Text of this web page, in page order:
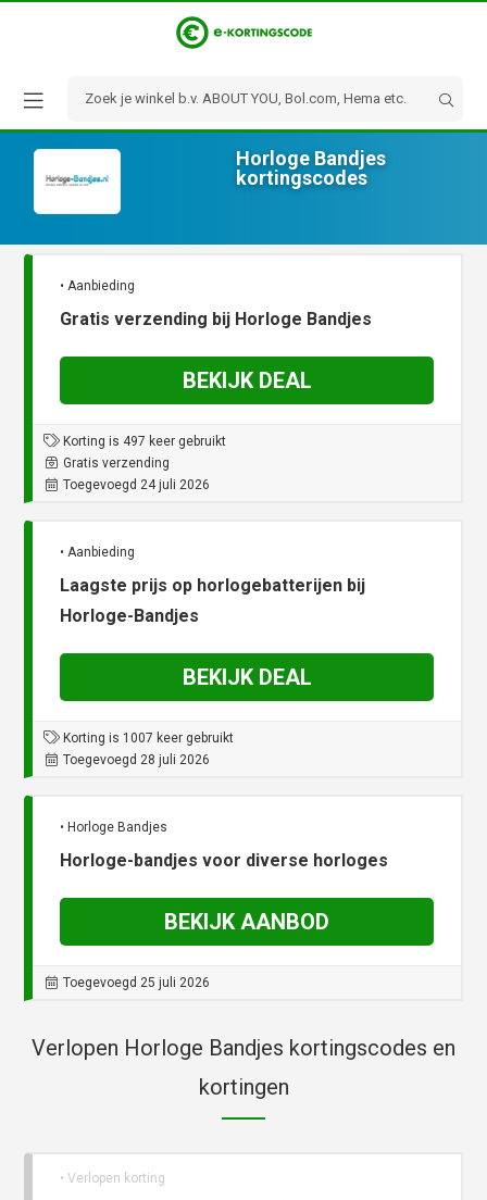
Horloge Bandjes
kortingscodes
• Aanbieding
Gratis verzending bij Horloge Bandjes
BEKIJK DEAL
Korting is 497 keer gebruikt
Gratis verzending
Toegevoegd 24 juli 2026
• Aanbieding
Laagste prijs op horlogebatterijen bij
Horloge-Bandjes
BEKIJK DEAL
Korting is 1007 keer gebruikt
Toegevoegd 28 juli 2026
• Horloge Bandjes
Horloge-bandjes voor diverse horloges
BEKIJK AANBOD
Toegevoegd 25 juli 2026
Verlopen Horloge Bandjes kortingscodes en
kortingen
• Verlopen korting